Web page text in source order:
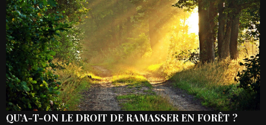
QU’A-T-ON LE DROIT DE RAMASSER EN FORÊT ?